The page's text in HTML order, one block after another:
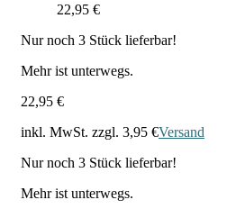
22,95 €
Nur noch 3 Stück lieferbar!
Mehr ist unterwegs.
22,95 €
inkl. MwSt. zzgl. 3,95 €Versand
Nur noch 3 Stück lieferbar!
Mehr ist unterwegs.